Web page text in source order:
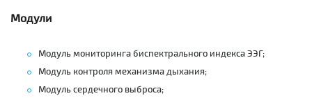
Модули
Модуль мониторинга биспектрального индекса ЭЭГ;
Модуль контроля механизма дыхания;
Модуль сердечного выброса;